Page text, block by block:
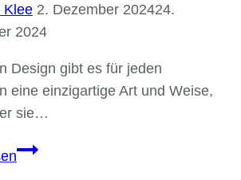
Klee 2. Dezember 202424.
2024
Design gibt es für jeden
eine einzigartige Art und Weise,
sie…
So